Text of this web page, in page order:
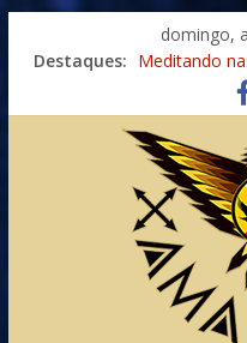
domingo,
Destaques:
Imaginação
Meditando
Xamanismo
Totens –